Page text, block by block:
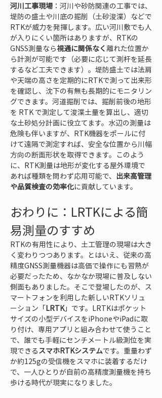
河川工事現場 ：河川や砂防関連の工事では、
堤防の盛土や川底の掘削（土砂浚渫）などで
RTKが威力を発揮します。広い河川敷でも人
が入りにくい箇所はありますが、RTKの
GNSS測量なら視通に関係なく 離れた位置か
ら計測が可能です（必要に応じて測杆を延長
するなど工夫できます）。堤防盛土では法肩
や天端の高さを定期的にRTKで測って出来形
を確認し、沈下の有無も長期的にモニタリン
グできます。河道掘削では、掘削前後の地形
を RTK で測定して浚渫土量を算出し、適切
な土砂処分計画に役立てます。水辺の測量は
危険も伴いますが、RTK機器をポールに付
けて遠隔で測定すれば、安全な位置から川幅
方向の断面形状を取得できます。このよう
に、RTK測量は地形が変化する屋外環境で
あれば種類を問わず応用可能で、 出来高管理
や品質検査の効率化に貢献しています。
おわりに：LRTKによる簡
易測量のすすめ
RTKの有用性により、土工管理の現場は大き
く変わりつつあります。とはいえ、従来の高
精度GNSS測量機器は高価で操作にも習熟が
必要だったため、なかなか現場に普及しない
側面もありました。そこで登場したのが、ス
マートフォンを利用した新しいRTKソリュ
ーション「LRTK」です。LRTKはポケット
サイズの小型デバイスをiPhoneやiPadに取
り付け、専用アプリと組み合わせて使うこと
で、誰でも手軽にセンチメートル級測位を実
現できるスマホRTKシステムです。重量わず
か約125gの受信機をスマホに装着するだけ
で、一人ひとりが自前の高精度測量機を持ち
歩ける時代が現実になりました。